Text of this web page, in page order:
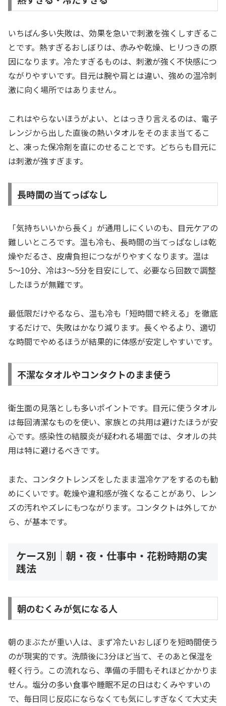
いちばん多い失敗は、効果を急いで刺激を強くしすぎるこ
とです。熱すぎるおしぼりは、赤みや乾燥、ヒリつきの原
因になります。冷たすぎるものは、刺激が強く不快感につ
ながりやすいです。目元は腕や肩とは違い、強めの温冷刺
激に向く場所ではありません。
これはやらないほうがよい、とはっきり言えるのは、電子
レンジから出した直後の熱いタオルをそのまま当てるこ
と、凍った保冷剤を直にのせることです。どちらも目元に
は刺激が強すぎます。
長時間の当てっぱなし
「気持ちいいから長く」が通用しにくいのも、目元ケアの
難しいところです。温も冷も、長時間の当てっぱなしは乾
燥やだるさ、皮膚負担につながりやすくなります。温は
5〜10分、冷は3〜5分を目安にして、必要なら回数で調整
したほうが無難です。
最低限だけやるなら、温も冷も「短時間で終える」を徹底
するだけで、失敗はかなり減ります。長くやるより、適切
な時間でやめるほうが結果的に体感が安定しやすいです。
不潔なタオルやコンタクトのまま使う
衛生面の見落としも多いポイントです。目元に使うタオル
は毎回清潔なものを使い、家族との共用は避けたほうが安
心です。感染性の結膜炎が疑われる場面では、タオルの共
用は特に避けるべきです。
また、コンタクトレンズをしたまま温冷ケアをするのも勧
めにくいです。乾燥や違和感が強くなることがあり、レン
ズの汚れやズレにもつながります。コンタクトは外してか
ら、が基本です。
ケース別｜朝・夜・仕事中・花粉時期の実
践法
朝のむくみが気になる人
朝のまぶたが重い人は、まず冷たいおしぼりを短時間使う
のが現実的です。洗顔後に3分ほど当て、そのあと保湿を
軽く行う。この流れなら、準備の手間もそれほどかかりま
せん。塩分の多い食事や睡眠不足の日はむくみやすいの
で、毎日同じ反応にならなくても気にしすぎなくて大丈夫